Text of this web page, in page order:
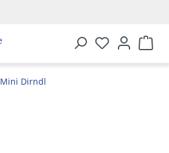
Mini Dirndl